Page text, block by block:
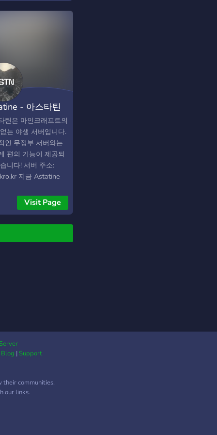
🔗 Enter the
Now!
- 아스타틴
틴은 마인크래프트의
는 야생 서버입니다.
인 무정부 서버와는
편의 기능이 제공되
니다! 서버 주소:
지금 Astatine
크래프트 관련 정보를
공유하세요!
Visit Page
Blog |Support
communities.
our links.